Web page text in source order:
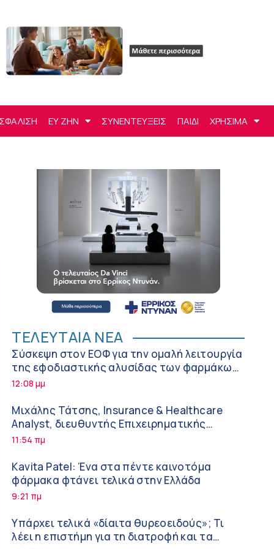
ΕΥ ΖΗΝ ΣΥΝΕΝΤΕΥΞΕΙΣ ΠΑΙΔΙ ΧΡΗΣΙΜΑ
ΤΕΛΕΥΤΑΙΑ ΝΕΑ
Σύσκεψη στον ΕΟΦ για την ομαλή λειτουργία
της εφοδιαστικής αλυσίδας των φαρμάκων
στη διάρκεια του καλοκαιριού
12:08 μμ
Μιχάλης Τάτσης, Insurance & Healthcare
Analyst, διευθυντής Επιχειρηματικής
Ανάπτυξης Ομίλου HHG
11:54 πμ
Kavita Patel: Ένα στα πέντε καινοτόμα
φάρμακα φτάνει τελικά στην Ελλάδα
9:21 πμ
Υπάρχει τελικά «δίαιτα θυρεοειδούς»; Τι
λέει η επιστήμη για τη διατροφή και τα